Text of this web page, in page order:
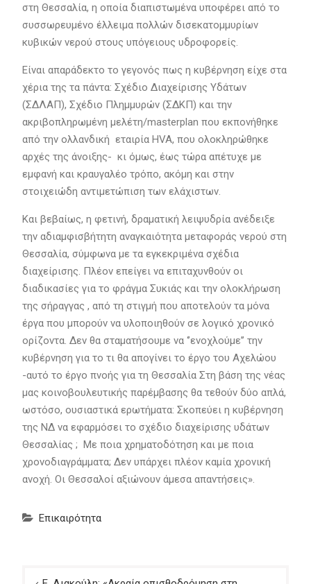
στη Θεσσαλία, η οποία διαπιστωμένα υποφέρει από το
συσσωρευμένο έλλειμα πολλών δισεκατομμυρίων
κυβικών νερού στους υπόγειους υδροφορείς.
Είναι απαράδεκτο το γεγονός πως η κυβέρνηση είχε στα
χέρια της τα πάντα: Σχέδιο Διαχείρισης Υδάτων
(ΣΔΛΑΠ), Σχέδιο Πλημμυρών (ΣΔΚΠ) και την
ακριβοπληρωμένη μελέτη/masterplan που εκπονήθηκε
από την ολλανδική εταιρία HVA, που ολοκληρώθηκε
αρχές της άνοιξης- κι όμως, έως τώρα απέτυχε με
εμφανή και κραυγαλέο τρόπο, ακόμη και στην
στοιχειώδη αντιμετώπιση των ελάχιστων.
Και βεβαίως, η φετινή, δραματική λειψυδρία ανέδειξε
την αδιαμφισβήτητη αναγκαιότητα μεταφοράς νερού στη
Θεσσαλία, σύμφωνα με τα εγκεκριμένα σχέδια
διαχείρισης. Πλέον επείγει να επιταχυνθούν οι
διαδικασίες για το φράγμα Συκιάς και την ολοκλήρωση
της σήραγγας , από τη στιγμή που αποτελούν τα μόνα
έργα που μπορούν να υλοποιηθούν σε λογικό χρονικό
ορίζοντα. Δεν θα σταματήσουμε να ‘’ενοχλούμε’’ την
κυβέρνηση για το τι θα απογίνει το έργο του Αχελώου
-αυτό το έργο πνοής για τη Θεσσαλία Στη βάση της νέας
μας κοινοβουλευτικής παρέμβασης θα τεθούν δύο απλά,
ωστόσο, ουσιαστικά ερωτήματα: Σκοπεύει η κυβέρνηση
της ΝΔ να εφαρμόσει το σχέδιο διαχείρισης υδάτων
Θεσσαλίας ; Με ποια χρηματοδότηση και με ποια
χρονοδιαγράμματα; Δεν υπάρχει πλέον καμία χρονική
ανοχή. Οι Θεσσαλοί αξιώνουν άμεσα απαντήσεις».
Επικαιρότητα
Πλοήγηση